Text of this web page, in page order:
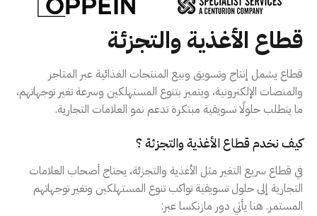
قطاع الأغذية والتجزئة
قطاع يشمل إنتاج وتسويق وبيع المنتجات الغذائية عبر المتاجر
والمنصات الإلكترونية، ويتميز بتنوع المستهلكين وسرعة تغير توجهاتهم،
ما يتطلب حلولًا تسويقية مبتكرة تدعم نمو العلامات التجارية.
كيف نخدم قطاع الأغذية والتجزئة ؟
في قطاع سريع التغير مثل الأغذية والتجزئة، يحتاج أصحاب العلامات
التجارية إلى حلول تسويقية تواكب تنوع المستهلكين وتغير توجهاتهم
المستمر. هنا يأتي دور مازنكسا عبر: